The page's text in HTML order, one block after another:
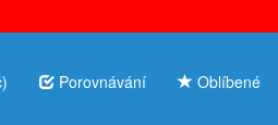
Porovnávání Oblíbené